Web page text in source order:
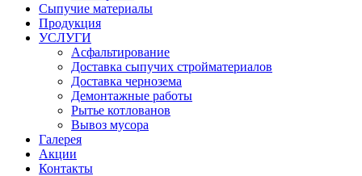
Сыпучие материалы
Продукция
УСЛУГИ
Асфальтирование
Доставка сыпучих стройматериалов
Доставка чернозема
Демонтажные работы
Рытье котлованов
Вывоз мусора
Галерея
Акции
Контакты